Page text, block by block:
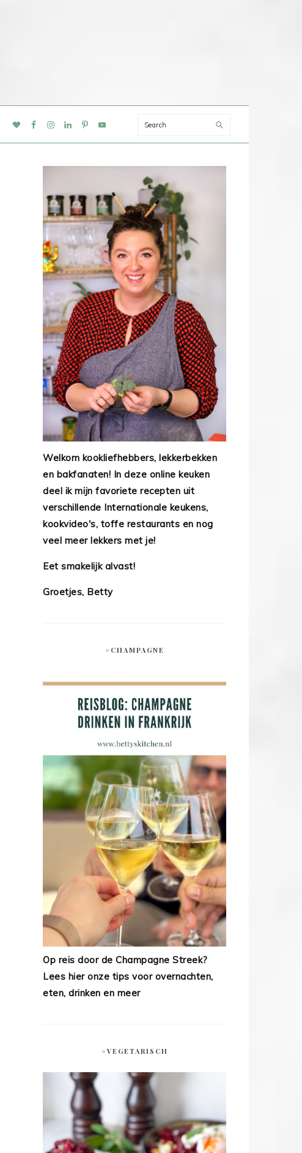
NAV
Search
Welkom kookliefhebbers, lekkerbekken
en bakfanaten! In deze online keuken
deel ik mijn favoriete recepten uit
verschillende Internationale keukens,
kookvideo's, toffe restaurants en nog
veel meer lekkers met je!
Eet smakelijk alvast!
Groetjes, Betty
#CHAMPAGNE
Op reis door de Champagne Streek?
Lees hier onze tips voor overnachten,
eten, drinken en meer
#VEGETARISCH